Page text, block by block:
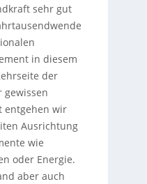
sehr gut
in diesem
der
gewissen
entgehen wir
Ausrichtung
wie
oder Energie.
aber auch